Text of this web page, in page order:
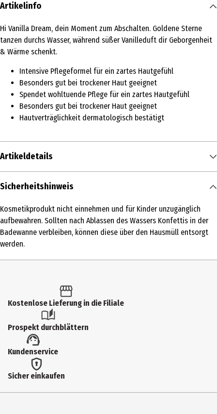
Artikelinfo
Hi Vanilla Dream, dein Moment zum Abschalten. Goldene Sterne
tanzen durchs Wasser, während süßer Vanilleduft dir Geborgenheit
& Wärme schenkt.
Intensive Pflegeformel für ein zartes Hautgefühl
Besonders gut bei trockener Haut geeignet
Spendet wohltuende Pflege für ein zartes Hautgefühl
Besonders gut bei trockener Haut geeignet
Hautverträglichkeit dermatologisch bestätigt
Artikeldetails
Inhalt
Altersfreigabe
FSK 6
Produkttyp
Einsatzbereich
Baden
Hauttyp
trockene Haut
Inhaltsstoffe
Maris Sal, Sucrose, Parfum, Oryza Sativa Starch, Magnesium
Sicherheitshinweis
Kosmetikprodukt nicht einnehmen und für Kinder unzugänglich
aufbewahren. Sollten nach Ablassen des Wassers Konfettis in der
Badewanne verbleiben, können diese über den Hausmüll entsorgt
werden.
Kostenlose Lieferung in die Filiale
Prospekt durchblättern
Kundenservice
Sicher einkaufen